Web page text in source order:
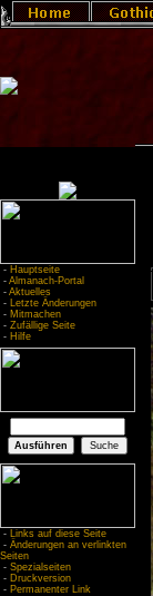
- Hauptseite
- Almanach-Portal
- Aktuelles
- Letzte Änderungen
- Mitmachen
- Zufällige Seite
- Hilfe
- Links auf diese Seite
- Änderungen an verlinkten
Seiten
- Spezialseiten
- Druckversion
- Permanenter Link